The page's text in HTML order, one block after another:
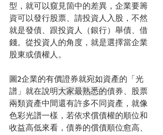
型，就可以窺見箇中的差異，企業要籌
資可以發行股票、請投資人入股，不然
就是發債、跟投資人（銀行）舉債、借
錢。從投資人的角度，就是選擇當企業
股東或債權人。
圖2企業的有價證券就宛如資產的「光
譜」就在說明大家最熟悉的債券、股票
兩類資產中間還有許多不同資產，就像
色彩光譜一樣，若依求償債權的順位和
收益高低來看，債券的償債順位愈高、